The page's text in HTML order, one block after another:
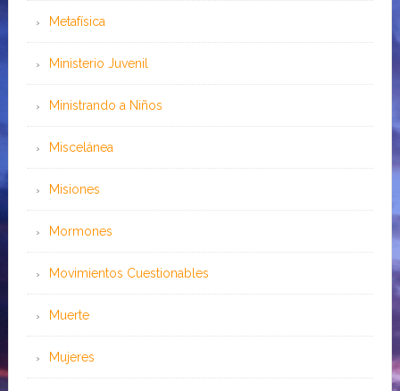
Metafísica
Ministerio Juvenil
Ministrando a Niños
Miscelánea
Misiones
Mormones
Movimientos Cuestionables
Muerte
Mujeres